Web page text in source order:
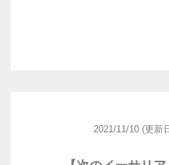
2021/11/10 (更新